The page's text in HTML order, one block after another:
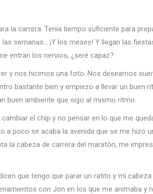
la carrera. Tenía tiempo suficiente para
semanas… ¡Y los meses! Y llegan las
entran los nervios, ¿seré capaz?
y nos hicimos una foto. Nos deseamos
bastante bien y empiezo a llevar un buen
buen ambiente que sigo al mismo ritmo.
el chip y no pensar en lo que me
poco se acaba la avenida que se me hizo
la cabeza de carrera del maratón, me
que tengo que parar un ratito y mi
con Jon en los que me animaba y